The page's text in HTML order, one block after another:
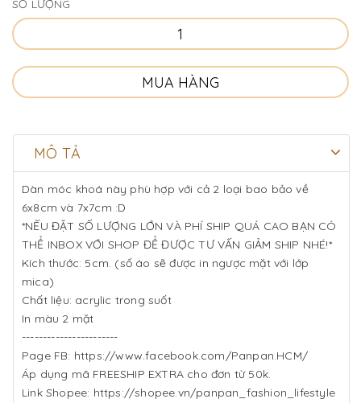
SỐ LƯỢNG
MUA HÀNG
MÔ TẢ
Dàn móc khoá này phù hợp với cả 2 loại bao bảo về
6x8cm và 7x7cm :D
*NẾU ĐẶT SỐ LƯỢNG LỚN VÀ PHÍ SHIP QUÁ CAO BẠN CÓ
THỂ INBOX VỚI SHOP ĐỂ ĐƯỢC TƯ VẤN GIẢM SHIP NHÉ!*
Kích thước: 5cm. (số áo sẽ được in ngược mặt với lớp
mica)
Chất liệu: acrylic trong suốt
In màu 2 mặt
-----------------------
Page FB: https://www.facebook.com/Panpan.HCM/
Áp dụng mã FREESHIP EXTRA cho đơn từ 50k.
Link Shopee: https://shopee.vn/panpan_fashion_lifestyle